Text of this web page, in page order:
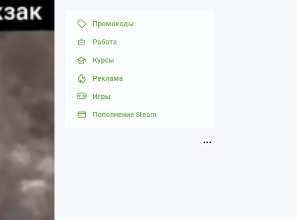
Промокоды
Работа
Курсы
Реклама
Игры
Пополнение Steam